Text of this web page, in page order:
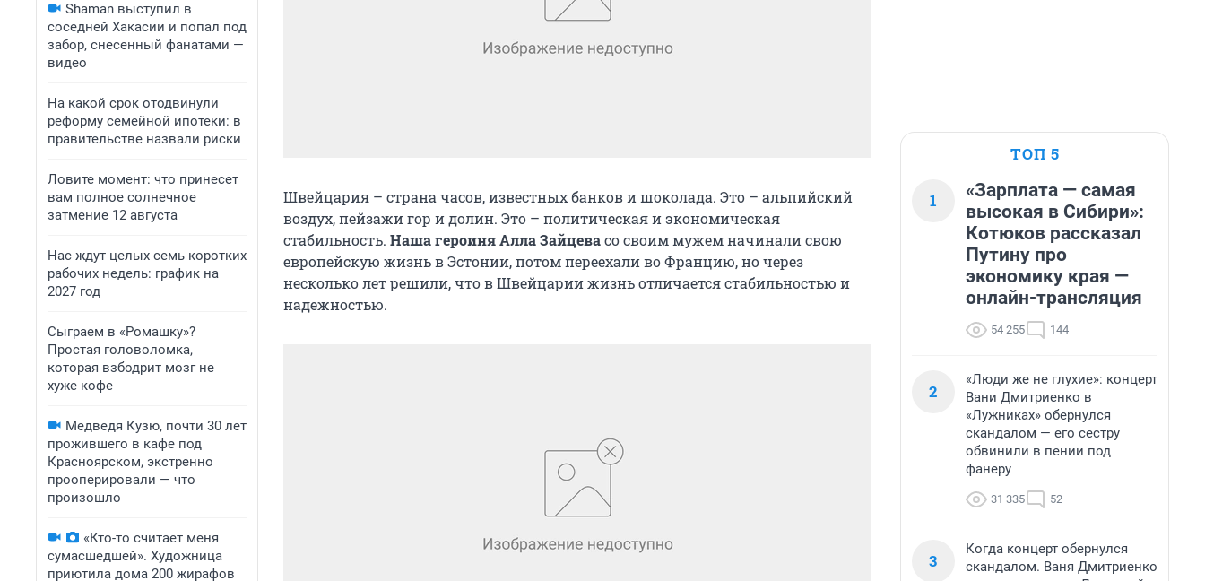
Shaman выступил в
соседней Хакасии и попал под
забор, снесенный фанатами —
видео
На какой срок отодвинули
реформу семейной ипотеки: в
правительстве назвали риски
Ловите момент: что принесет
вам полное солнечное
затмение 12 августа
Нас ждут целых семь коротких
рабочих недель: график на
2027 год
Сыграем в «Ромашку»?
Простая головоломка,
которая взбодрит мозг не
хуже кофе
Медведя Кузю, почти 30 лет
прожившего в кафе под
Красноярском, экстренно
прооперировали — что
произошло
«Кто-то считает меня
сумасшедшей». Художница
приютила дома 200 жирафов
Швейцария – страна часов, известных банков и шоколада. Это – альпийский
воздух, пейзажи гор и долин. Это – политическая и экономическая
стабильность. Наша героиня Алла Зайцевасо своим мужем начинали свою
европейскую жизнь в Эстонии, потом переехали во Францию, но через
несколько лет решили, что в Швейцарии жизнь отличается стабильностью и
надежностью.
ТОП 5
1
«Зарплата — самая
высокая в Сибири»:
Котюков рассказал
Путину про
экономику края —
онлайн-трансляция
54 255 144
2
«Люди же не глухие»: концерт
Вани Дмитриенко в
«Лужниках» обернулся
скандалом — его сестру
обвинили в пении под
фанеру
31 335 52
3
Когда концерт обернулся
скандалом. Ваня Дмитриенко